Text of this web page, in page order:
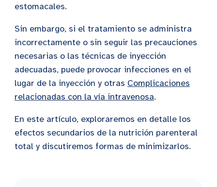
estomacales.
Sin embargo, si el tratamiento se administra
incorrectamente o sin seguir las precauciones
necesarias o las técnicas de inyección
adecuadas, puede provocar infecciones en el
lugar de la inyección y otras Complicaciones
relacionadas con la vía intravenosa.
En este artículo, exploraremos en detalle los
efectos secundarios de la nutrición parenteral
total y discutiremos formas de minimizarlos.